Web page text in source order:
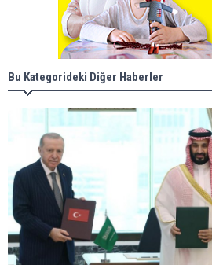
Bu Kategorideki Diğer Haberler